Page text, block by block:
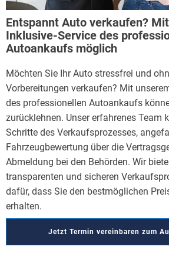
Entspannt Auto verkaufen?
Inklusive-Service des
Autoankaufs möglich
Möchten Sie Ihr Auto stressfrei und
Vorbereitungen verkaufen? Mit
des professionellen Autoankaufs
zurücklehnen. Unser erfahrenes Team
Schritte des Verkaufsprozesses,
Fahrzeugbewertung über die
Abmeldung bei den Behörden. Wir
transparenten und sicheren
dafür, dass Sie den bestmöglichen
erhalten.
Jetzt Termin vereinbaren zum